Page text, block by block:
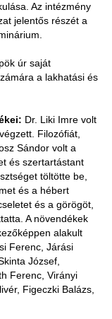
Az intézmény
jelentős részét a
úr saját
a lakhatási és
Dr. Liki Imre volt
Filozófiát,
Sándor volt a
és szertartástant
töltötte be,
és a hébert
és a görögöt,
A növendékek
alakult
Ferenc, Járási
József,
Ferenc, Virányi
Figeczki Balázs,